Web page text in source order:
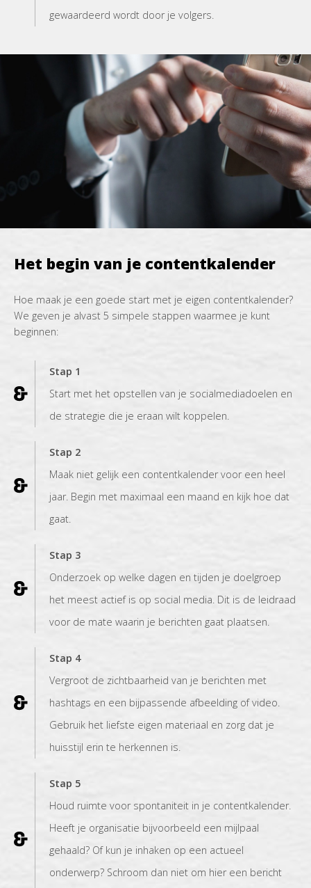
gewaardeerd wordt door je volgers.
Het begin van je contentkalender
Hoe maak je een goede start met je eigen contentkalender?
We geven je alvast 5 simpele stappen waarmee je kunt
beginnen:
Stap 1
Start met het opstellen van je socialmediadoelen en
de strategie die je eraan wilt koppelen.
Stap 2
Maak niet gelijk een contentkalender voor een heel
jaar. Begin met maximaal een maand en kijk hoe dat
gaat.
Stap 3
Onderzoek op welke dagen en tijden je doelgroep
het meest actief is op social media. Dit is de leidraad
voor de mate waarin je berichten gaat plaatsen.
Stap 4
Vergroot de zichtbaarheid van je berichten met
hashtags en een bijpassende afbeelding of video.
Gebruik het liefste eigen materiaal en zorg dat je
huisstijl erin te herkennen is.
Stap 5
Houd ruimte voor spontaniteit in je contentkalender.
Heeft je organisatie bijvoorbeeld een mijlpaal
gehaald? Of kun je inhaken op een actueel
onderwerp? Schroom dan niet om hier een bericht